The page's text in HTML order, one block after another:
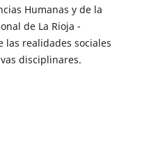
Humanas y de la
de La Rioja -
realidades sociales
disciplinares.